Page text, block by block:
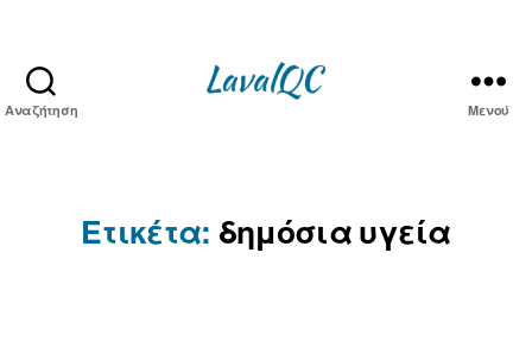
Αναζήτηση Μενού
Ετικέτα: δημόσια υγεία